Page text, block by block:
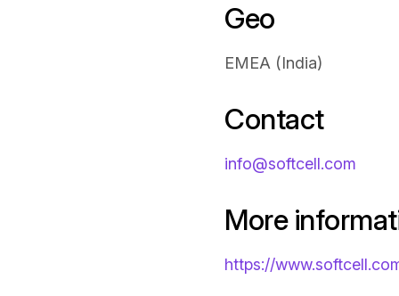
Geo
EMEA (India)
Contact
info@softcell.com
More
https://